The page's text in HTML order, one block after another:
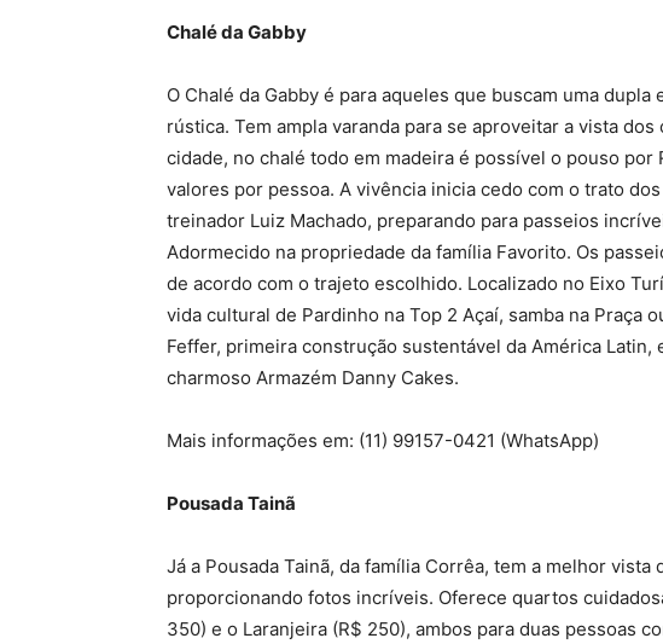
Chalé da Gabby
O Chalé da Gabby é para aqueles que buscam uma
rústica. Tem ampla varanda para se aproveitar a vista
cidade, no chalé todo em madeira é possível o pouso por
valores por pessoa. A vivência inicia cedo com o trato
treinador Luiz Machado, preparando para passeios
Adormecido na propriedade da família Favorito. Os
de acordo com o trajeto escolhido. Localizado no Eixo
vida cultural de Pardinho na Top 2 Açaí, samba na Praça
Feffer, primeira construção sustentável da América
charmoso Armazém Danny Cakes.
Mais informações em: (11) 99157-0421 (WhatsApp)
Pousada Tainã
Já a Pousada Tainã, da família Corrêa, tem a melhor
proporcionando fotos incríveis. Oferece quartos
350) e o Laranjeira (R$ 250), ambos para duas pessoas